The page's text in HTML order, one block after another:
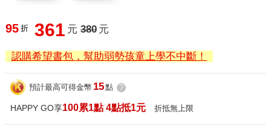
95 折 361 元 380 元
認購希望書包，幫助弱勢孩童上學不中斷！
預計最高可得金幣 15點 ?
HAPPY GO享100累1點 4點抵1元 折抵無上限